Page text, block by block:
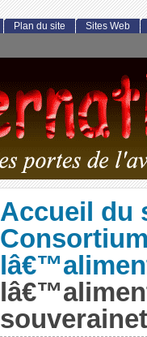
Accueil du
Plan du site Sites Web